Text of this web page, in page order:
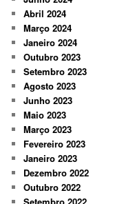
Abril 2024
Março 2024
Janeiro 2024
Outubro 2023
Setembro 2023
Agosto 2023
Junho 2023
Maio 2023
Março 2023
Fevereiro 2023
Janeiro 2023
Dezembro 2022
Outubro 2022